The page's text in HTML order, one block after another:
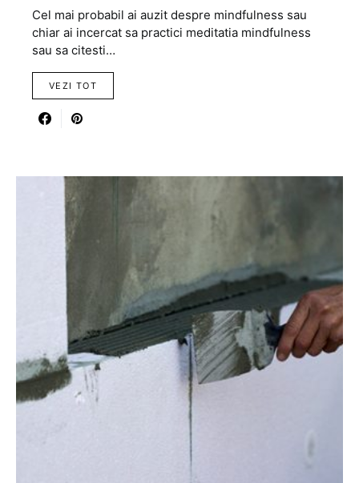
Cel mai probabil ai auzit despre mindfulness sau
chiar ai incercat sa practici meditatia mindfulness
sau sa citesti…
VEZI TOT